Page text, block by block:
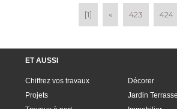
[1] « 423 424
ET AUSSI
Chiffrez vos travaux
Projets
Décorer
Jardin